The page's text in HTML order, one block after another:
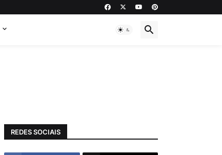
REDES SOCIAIS